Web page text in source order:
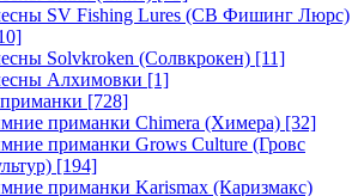
SV Fishing Lures (СВ Фишинг Люрс)
Solvkroken (Солвкрокен) [11]
Алхимовки [1]
[728]
приманки Chimera (Химера) [32]
приманки Grows Culture (Гровс
[194]
приманки Karismax (Каризмакс)